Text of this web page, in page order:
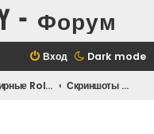
- Форум
Dark mode
Вход
Мирные RolePlay-ситуации Скриншоты персонажей